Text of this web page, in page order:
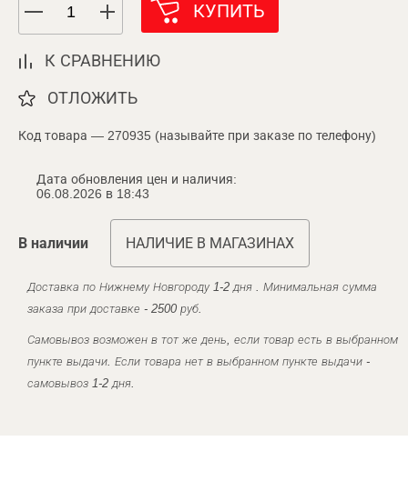
КУПИТЬ
К СРАВНЕНИЮ
ОТЛОЖИТЬ
Код товара — 270935 (называйте при заказе по телефону)
Дата обновления цен и наличия:
06.08.2026 в 18:43
В наличии НАЛИЧИЕ В МАГАЗИНАХ
Доставка по Нижнему Новгороду 1-2 дня . Минимальная сумма
заказа при доставке - 2500 руб.
Самовывоз возможен в тот же день, если товар есть в выбранном
пункте выдачи. Если товара нет в выбранном пункте выдачи -
самовывоз 1-2 дня.